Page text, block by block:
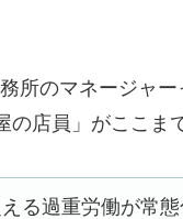
所のマネージャ
店員」がここま
る過重労働が常